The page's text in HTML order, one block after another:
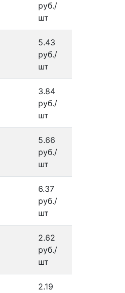
руб./
шт
5.43
руб./
шт
3.84
руб./
шт
5.66
руб./
шт
6.37
руб./
шт
2.62
руб./
шт
2.19